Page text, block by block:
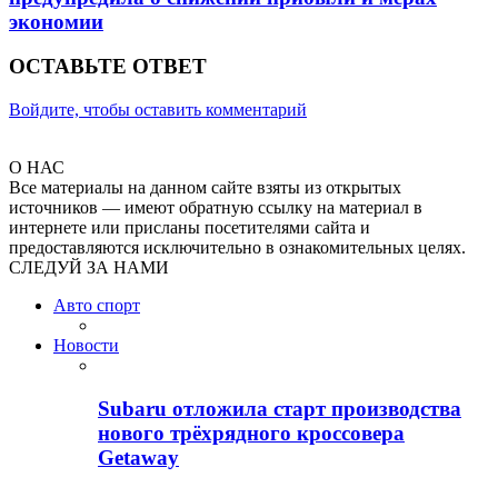
экономии
ОСТАВЬТЕ ОТВЕТ
Войдите, чтобы оставить комментарий
О НАС
Все материалы на данном сайте взяты из открытых
источников — имеют обратную ссылку на материал в
интернете или присланы посетителями сайта и
предоставляются исключительно в ознакомительных целях.
СЛЕДУЙ ЗА НАМИ
Авто спорт
Новости
Subaru отложила старт производства
нового трёхрядного кроссовера
Getaway